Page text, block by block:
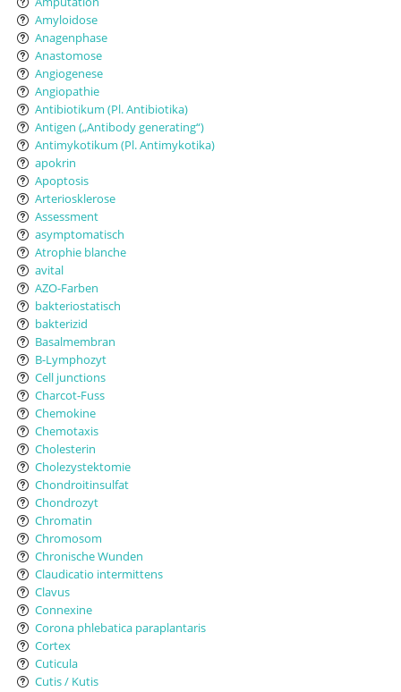
Amyloidose
Anagenphase
Anastomose
Angiogenese
Angiopathie
Antibiotikum (Pl. Antibiotika)
Antigen („Antibody generating“)
Antimykotikum (Pl. Antimykotika)
apokrin
Apoptosis
Arteriosklerose
Assessment
asymptomatisch
Atrophie blanche
avital
AZO-Farben
bakteriostatisch
bakterizid
Basalmembran
B-Lymphozyt
Cell junctions
Charcot-Fuss
Chemokine
Chemotaxis
Cholesterin
Cholezystektomie
Chondroitinsulfat
Chondrozyt
Chromatin
Chromosom
Chronische Wunden
Claudicatio intermittens
Clavus
Connexine
Corona phlebatica paraplantaris
Cortex
Cuticula
Cutis / Kutis